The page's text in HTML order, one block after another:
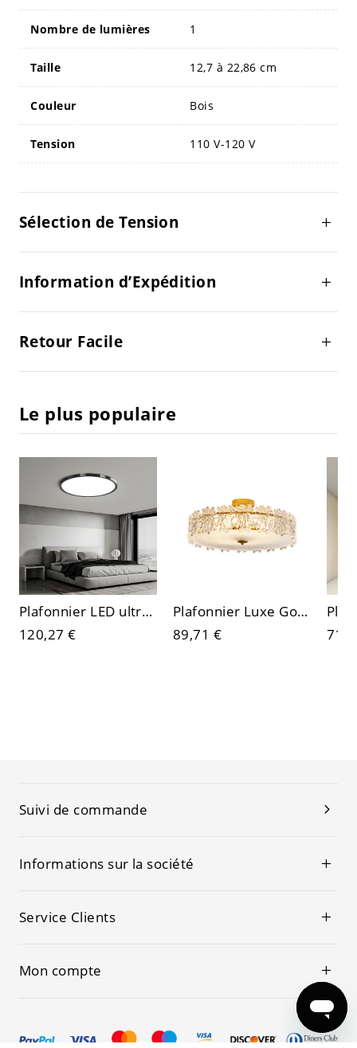
Nombre de lumières 1
Taille 12,7 à 22,86 cm
Couleur Bois
Tension 110 V-120 V
Sélection de Tension
Information d’Expédition
Retour Facile
Le plus populaire
Plafonnier LED ultra-fin minimaliste, luminaire rond à profil bas avec bordure électroplaquée
120,27 €
Plafonnier Luxe Gold, pétales en cristal texturé et verre moucheté pour chambre
89,71 €
Suivi de commande
Informations sur la société
Service Clients
Mon compte